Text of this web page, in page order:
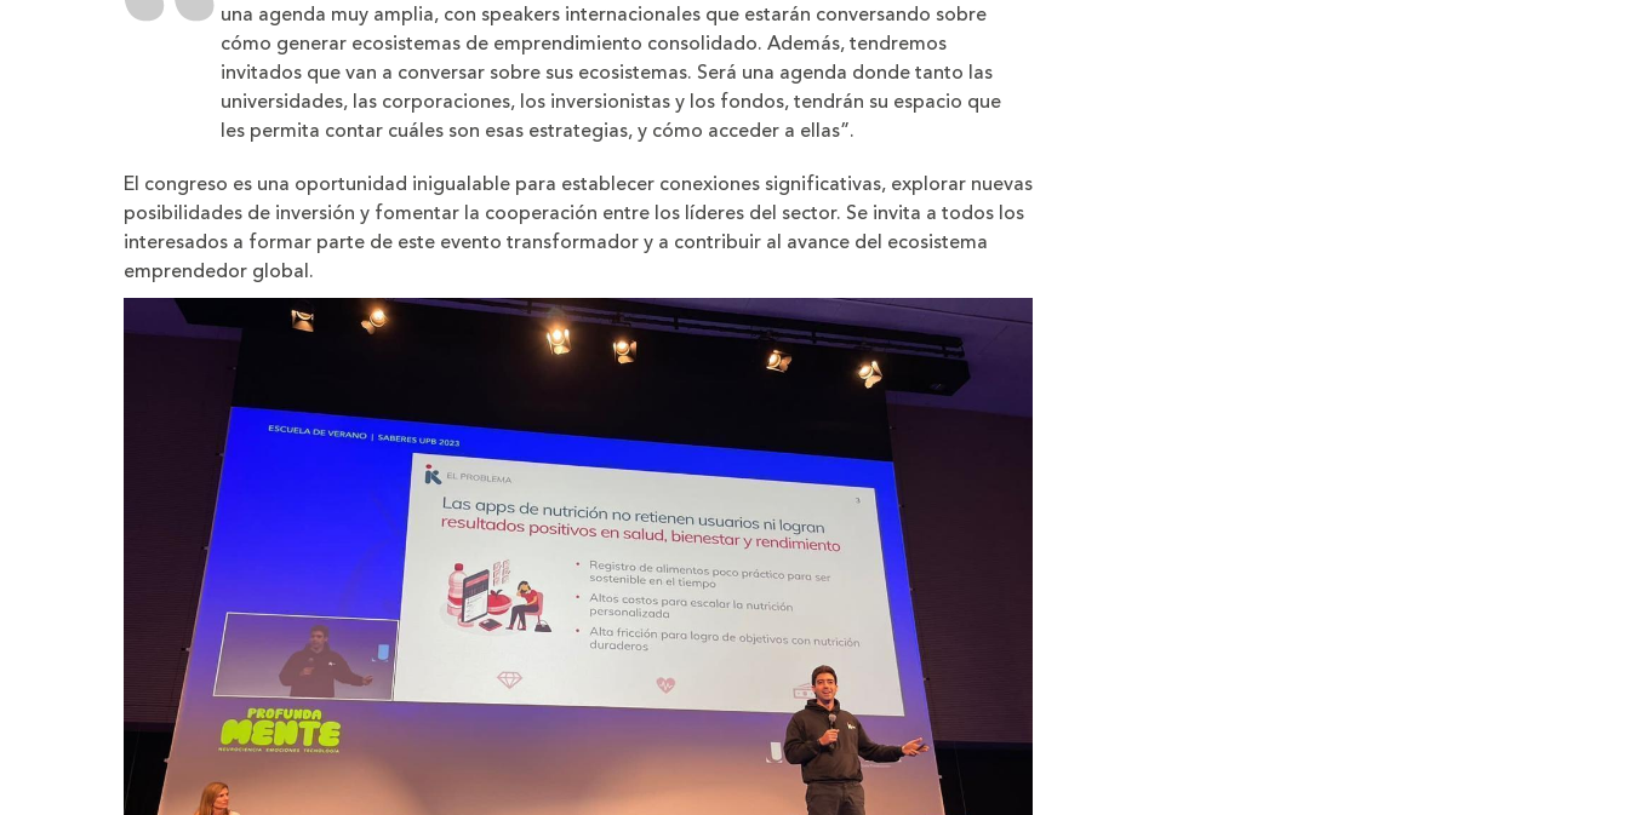
una agenda muy amplia, con speakers internacionales que estarán conversando sobre
cómo generar ecosistemas de emprendimiento consolidado. Además, tendremos
invitados que van a conversar sobre sus ecosistemas. Será una agenda donde tanto las
universidades, las corporaciones, los inversionistas y los fondos, tendrán su espacio que
les permita contar cuáles son esas estrategias, y cómo acceder a ellas”.
El congreso es una oportunidad inigualable para establecer conexiones significativas, explorar nuevas
posibilidades de inversión y fomentar la cooperación entre los líderes del sector. Se invita a todos los
interesados a formar parte de este evento transformador y a contribuir al avance del ecosistema
emprendedor global.